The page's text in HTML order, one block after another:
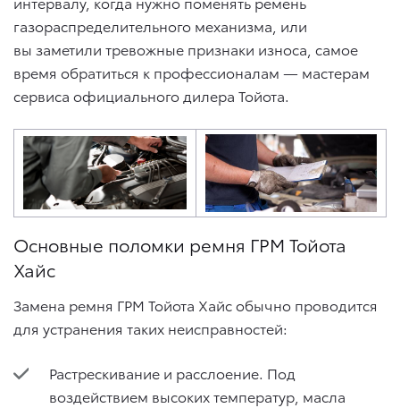
газораспределительного механизма, или
вы заметили тревожные признаки износа, самое
время обратиться к профессионалам — мастерам
сервиса официального дилера Тойота.
Основные поломки ремня ГРМ Тойота
Хайс
Замена ремня ГРМ Тойота Хайс обычно проводится
для устранения таких неисправностей:
Растрескивание и расслоение. Под
воздействием высоких температур, масла